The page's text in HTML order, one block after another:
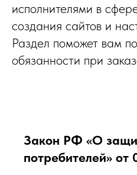
исполнителями в
создания сайтов и
Раздел поможет вам
обязанности при
Закон РФ «О
потребителей»